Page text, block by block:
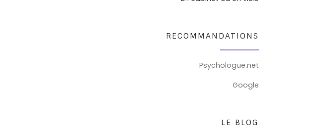
RECOMMANDATIONS
Psychologue.net
Google
LE BLOG